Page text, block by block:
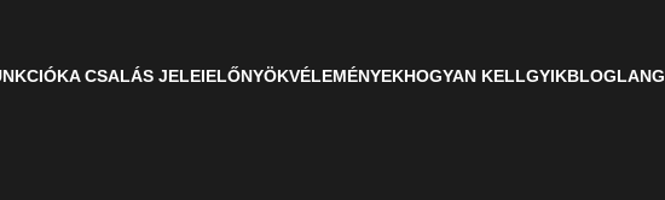
A CSALÁS JELEIELŐNYÖKVÉLEMÉNYEKHOGYAN KELLGYIKBLOGLANG